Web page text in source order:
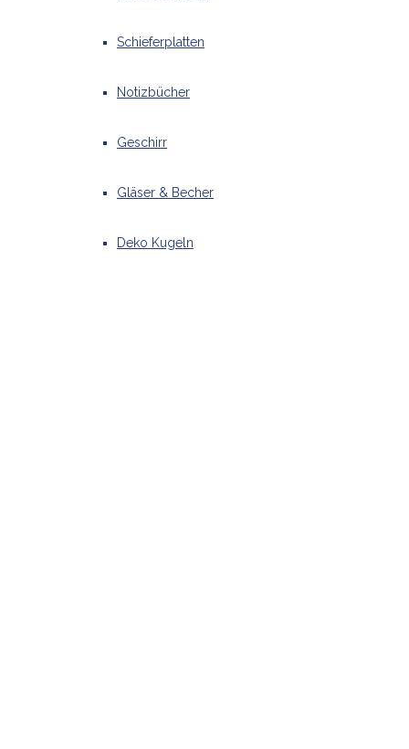
Schieferplatten
Notizbücher
Geschirr
Gläser & Becher
Deko Kugeln